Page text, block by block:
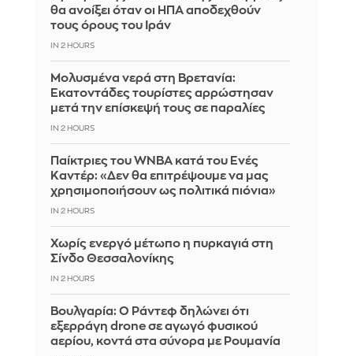
θα ανοίξει όταν οι ΗΠΑ αποδεχθούν
τους όρους του Ιράν
IN 2 HOURS
Μολυσμένα νερά στη Βρετανία:
Εκατοντάδες τουρίστες αρρώστησαν
μετά την επίσκεψή τους σε παραλίες
IN 2 HOURS
Παίκτριες του WNBA κατά του Ενές
Καντέρ: «Δεν θα επιτρέψουμε να μας
χρησιμοποιήσουν ως πολιτικά πιόνια»
IN 2 HOURS
Χωρίς ενεργό μέτωπο η πυρκαγιά στη
Σίνδο Θεσσαλονίκης
IN 2 HOURS
Βουλγαρία: Ο Ράντεφ δηλώνει ότι
εξερράγη drone σε αγωγό φυσικού
αερίου, κοντά στα σύνορα με Ρουμανία